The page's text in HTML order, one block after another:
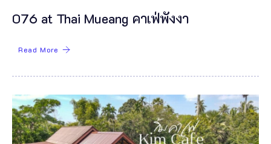
076 at Thai Mueang คาเฟ่พังงา
Read More